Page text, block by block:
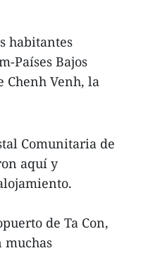
habitantes
Países Bajos
Venh, la
Comunitaria de
aquí y
de Ta Con,
muchas